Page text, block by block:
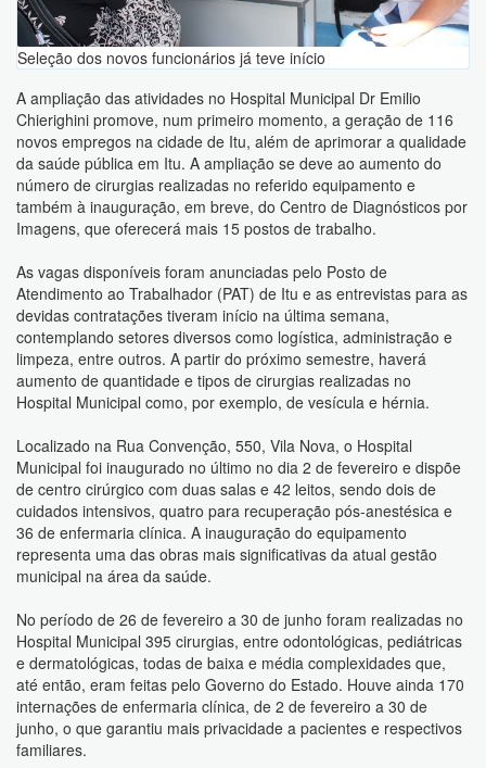
Seleção dos novos funcionários já teve início
A ampliação das atividades no Hospital Municipal Dr Emilio
Chierighini promove, num primeiro momento, a geração de 116
novos empregos na cidade de Itu, além de aprimorar a qualidade
da saúde pública em Itu. A ampliação se deve ao aumento do
número de cirurgias realizadas no referido equipamento e
também à inauguração, em breve, do Centro de Diagnósticos por
Imagens, que oferecerá mais 15 postos de trabalho.
As vagas disponíveis foram anunciadas pelo Posto de
Atendimento ao Trabalhador (PAT) de Itu e as entrevistas para as
devidas contratações tiveram início na última semana,
contemplando setores diversos como logística, administração e
limpeza, entre outros. A partir do próximo semestre, haverá
aumento de quantidade e tipos de cirurgias realizadas no
Hospital Municipal como, por exemplo, de vesícula e hérnia.
Localizado na Rua Convenção, 550, Vila Nova, o Hospital
Municipal foi inaugurado no último no dia 2 de fevereiro e dispõe
de centro cirúrgico com duas salas e 42 leitos, sendo dois de
cuidados intensivos, quatro para recuperação pós-anestésica e
36 de enfermaria clínica. A inauguração do equipamento
representa uma das obras mais significativas da atual gestão
municipal na área da saúde.
No período de 26 de fevereiro a 30 de junho foram realizadas no
Hospital Municipal 395 cirurgias, entre odontológicas, pediátricas
e dermatológicas, todas de baixa e média complexidades que,
até então, eram feitas pelo Governo do Estado. Houve ainda 170
internações de enfermaria clínica, de 2 de fevereiro a 30 de
junho, o que garantiu mais privacidade a pacientes e respectivos
familiares.